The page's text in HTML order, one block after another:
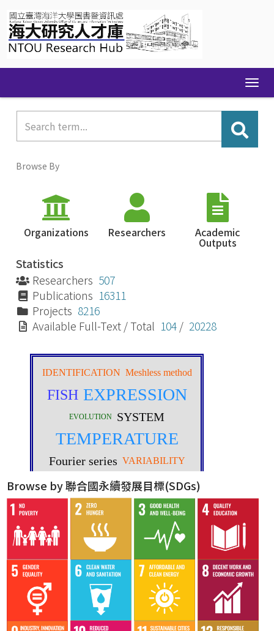
navigation
Browse By
Organizations Researchers Academic
Outputs
Statistics
Researchers 507
Publications 16311
Projects 8216
Available Full-Text / Total 104 / 20228
Browse by 聯合國永續發展目標(SDGs)